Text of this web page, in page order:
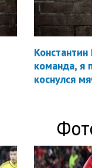
Константин
команда, я
коснулся